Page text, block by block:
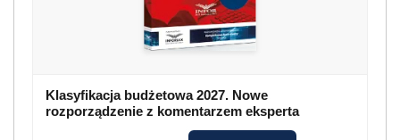
Klasyfikacja budżetowa 2027. Nowe
rozporządzenie z komentarzem eksperta